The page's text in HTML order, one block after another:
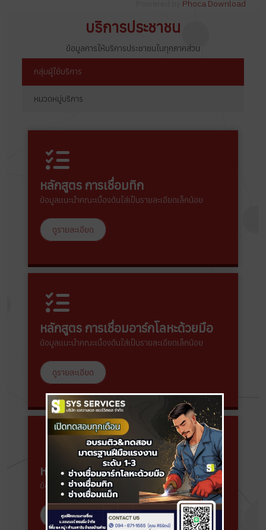
Phoca Download
บริการประชาชน
ข้อมูลการให้บริการประชาชนในทุกภาคส่วน
กลุ่มผู้ใช้บริการ
หมวดหมู่บริการ
หลักสูตร การเชื่อมทิก
ข้อมูลแนะนำคณะเบื้องต้นใส่เป็นรายละเอียดเล็กน้อย
ดูรายละเอียด
หลักสูตร การเชื่อมอาร์กโลหะด้วยมือ
ข้อมูลแนะนำคณะเบื้องต้นใส่เป็นรายละเอียดเล็กน้อย
ดูรายละเอียด
หลักสูตร การเชื่อมแม็ก & ฟลักซ์คอร์
ข้อมูลแนะนำคณะเบื้องต้นใส่เป็นรายละเอียดเล็กน้อย
ดูรายละเอียด